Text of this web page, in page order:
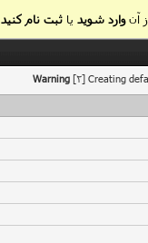
آنوارد شوید یاثبت نام کنید
Warning[2] Creating